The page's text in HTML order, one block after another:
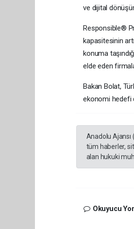
ve dijital
Responsible®
kapasitesinin
konuma
elde eden
Bakan Bolat,
ekonomi hedefi
Anadolu Ajansı
tüm haberler,
alan hukuki
Okuyucu